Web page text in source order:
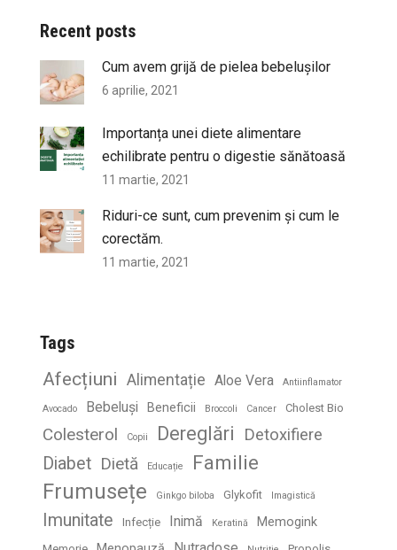
Recent posts
Cum avem grijă de pielea bebelușilor
6 aprilie, 2021
Importanța unei diete alimentare
echilibrate pentru o digestie sănătoasă
11 martie, 2021
Riduri-ce sunt, cum prevenim și cum le
corectăm.
11 martie, 2021
Tags
Afecțiuni Alimentație Aloe Vera Antiinflamator
Avocado Bebeluși Beneficii Broccoli Cancer Cholest Bio
Colesterol Copii Dereglări Detoxifiere
Diabet Dietă Educație Familie
Frumusețe Ginkgo biloba Glykofit Imagistică
Imunitate Infecție Inimă Keratină Memogink